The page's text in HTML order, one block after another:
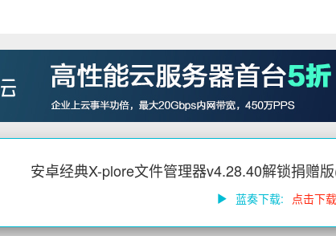
安卓经典X-plore文件管理器v4.28.40解锁捐赠
蓝奏下载: 点击下载